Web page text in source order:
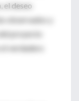
el deseo
observados y
proyecto
verdadero